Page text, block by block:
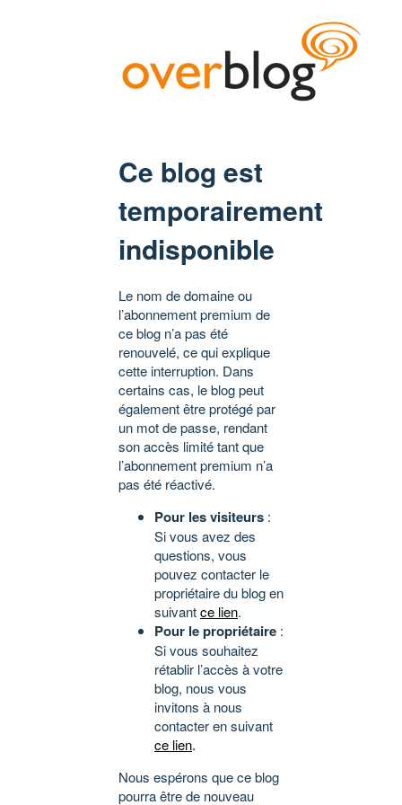
Ce blog est
temporairement
indisponible
Le nom de domaine ou
l’abonnement premium de
ce blog n’a pas été
renouvelé, ce qui explique
cette interruption. Dans
certains cas, le blog peut
également être protégé par
un mot de passe, rendant
son accès limité tant que
l’abonnement premium n’a
pas été réactivé.
Pour les visiteurs :
Si vous avez des
questions, vous
pouvez contacter le
propriétaire du blog en
suivantce lien.
Pour le propriétaire :
Si vous souhaitez
rétablir l’accès à votre
blog, nous vous
invitons à nous
contacter en suivant
ce lien.
Nous espérons que ce blog
pourra être de nouveau